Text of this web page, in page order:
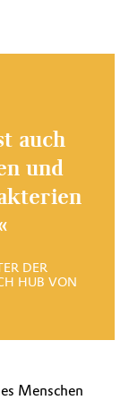
auch
und
DER
HUB VON
Menschen